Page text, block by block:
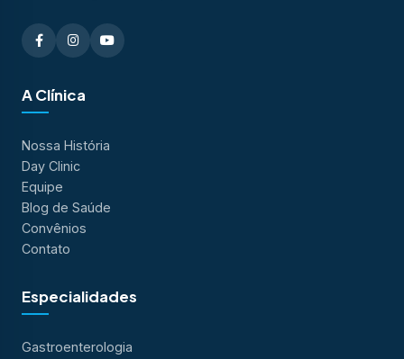
A Clínica
Nossa História
Day Clinic
Equipe
Blog de Saúde
Convênios
Contato
Especialidades
Gastroenterologia